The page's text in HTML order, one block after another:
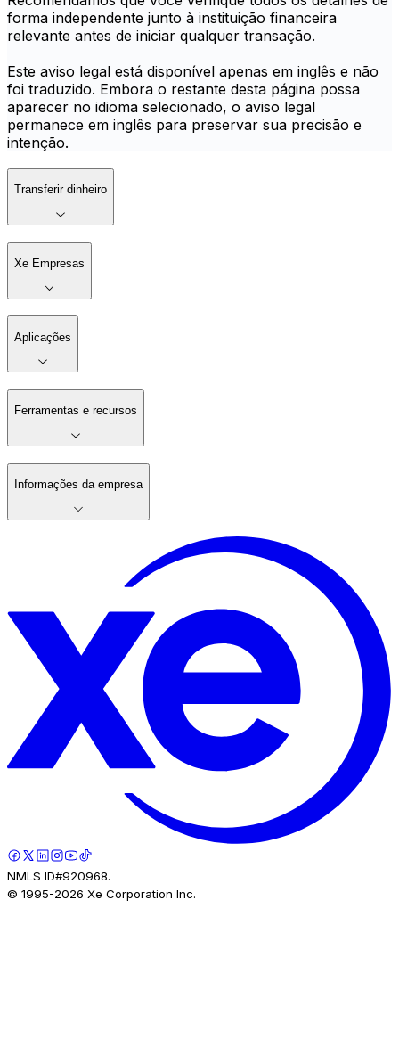
forma independente junto à instituição financeira
relevante antes de iniciar qualquer transação.
Este aviso legal está disponível apenas em inglês e não
foi traduzido. Embora o restante desta página possa
aparecer no idioma selecionado, o aviso legal
permanece em inglês para preservar sua precisão e
intenção.
Transferir dinheiro
Xe Empresas
Aplicações
Ferramentas e recursos
Informações da empresa
NMLS ID#920968.
© 1995-2026 Xe Corporation Inc.